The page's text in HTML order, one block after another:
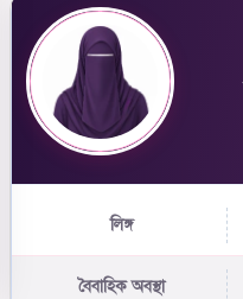
লিঙ্গ
বৈবাহিক অবস্থা